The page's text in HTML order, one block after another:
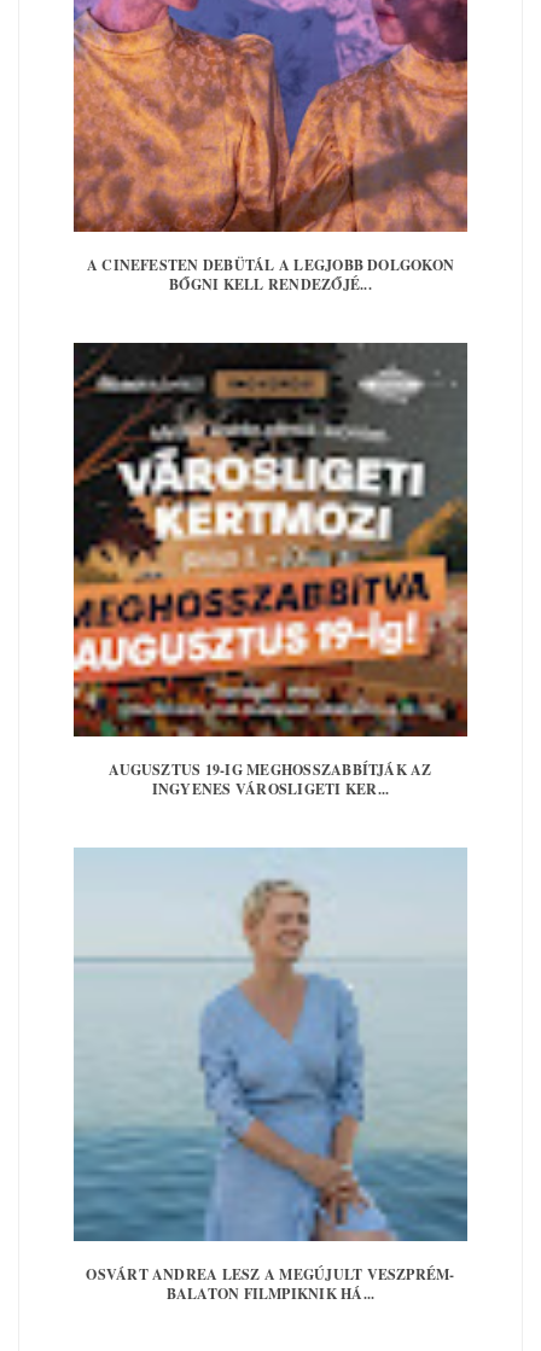
A CINEFESTEN DEBÜTÁL A LEGJOBB DOLGOKON
BŐGNI KELL RENDEZŐJÉ...
AUGUSZTUS 19-IG MEGHOSSZABBÍTJÁK AZ
INGYENES VÁROSLIGETI KER...
OSVÁRT ANDREA LESZ A MEGÚJULT VESZPRÉM-
BALATON FILMPIKNIK HÁ...